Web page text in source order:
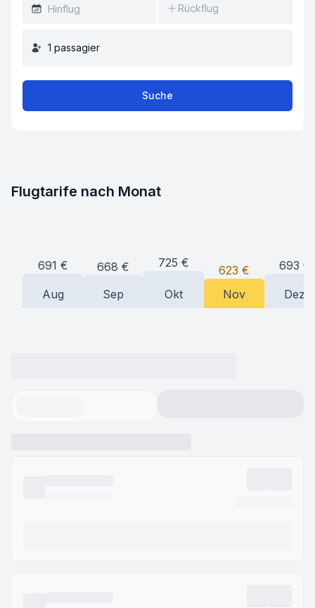
Rückflug
1 passagier
Suche
Flugtarife nach Monat
691 €
Aug
668 €
Sep
725 €
Okt
623 €
Nov
693 €
Dez